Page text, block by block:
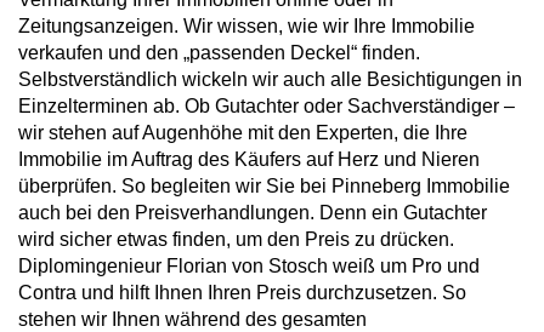
Zeitungsanzeigen. Wir wissen, wie wir Ihre Immobilie
verkaufen und den „passenden Deckel“ finden.
Selbstverständlich wickeln wir auch alle Besichtigungen in
Einzelterminen ab. Ob Gutachter oder Sachverständiger –
wir stehen auf Augenhöhe mit den Experten, die Ihre
Immobilie im Auftrag des Käufers auf Herz und Nieren
überprüfen. So begleiten wir Sie bei Pinneberg Immobilie
auch bei den Preisverhandlungen. Denn ein Gutachter
wird sicher etwas finden, um den Preis zu drücken.
Diplomingenieur Florian von Stosch weiß um Pro und
Contra und hilft Ihnen Ihren Preis durchzusetzen. So
stehen wir Ihnen während des gesamten